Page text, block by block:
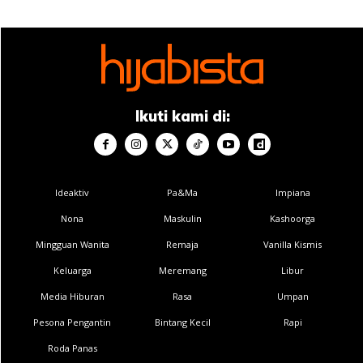
Ikuti kami di:
Ideaktiv
Nona
Mingguan Wanita
Keluarga
Media Hiburan
Pesona Pengantin
Roda Panas
Pa&Ma
Maskulin
Remaja
Meremang
Rasa
Bintang Kecil
Impiana
Kashoorga
Vanilla Kismis
Libur
Umpan
Rapi